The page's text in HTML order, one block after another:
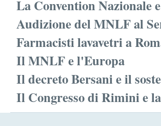
La Convention Nazionale
Audizione del MNLF al
Farmacisti lavavetri a
Il MNLF e l'Europa
Il decreto Bersani e il
Il Congresso di Rimini e